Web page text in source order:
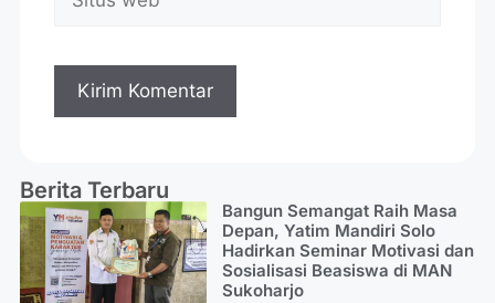
Berita Terbaru
Bangun Semangat Raih Masa
Depan, Yatim Mandiri Solo
Hadirkan Seminar Motivasi dan
Sosialisasi Beasiswa di MAN
Sukoharjo